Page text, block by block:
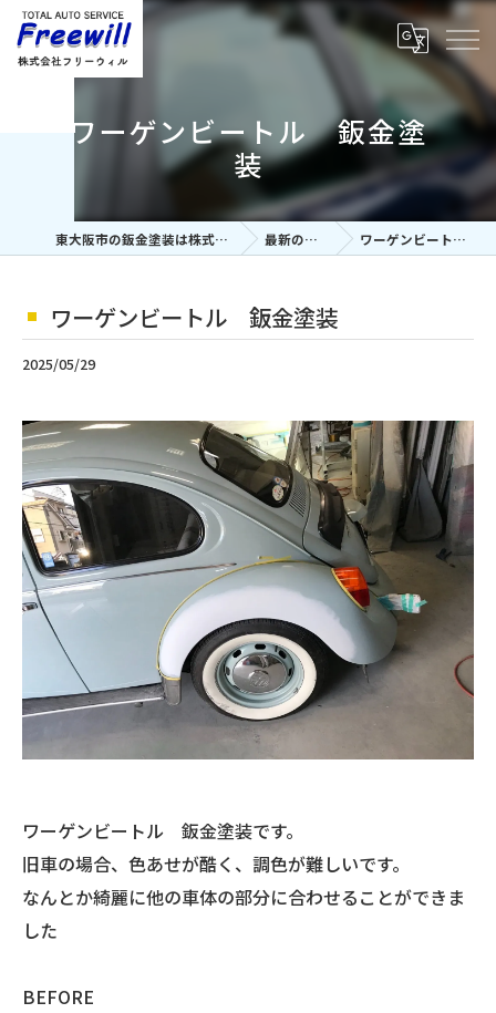
ワーゲンビートル 鈑金塗
装
東大阪市の鈑金塗装は株式会社フリーウィル 最新の施工事例 ワーゲンビートル 鈑金塗装
ワーゲンビートル 鈑金塗装
2025/05/29
ワーゲンビートル 鈑金塗装です。
旧車の場合、色あせが酷く、調色が難しいです。
なんとか綺麗に他の車体の部分に合わせることができま
した
BEFORE